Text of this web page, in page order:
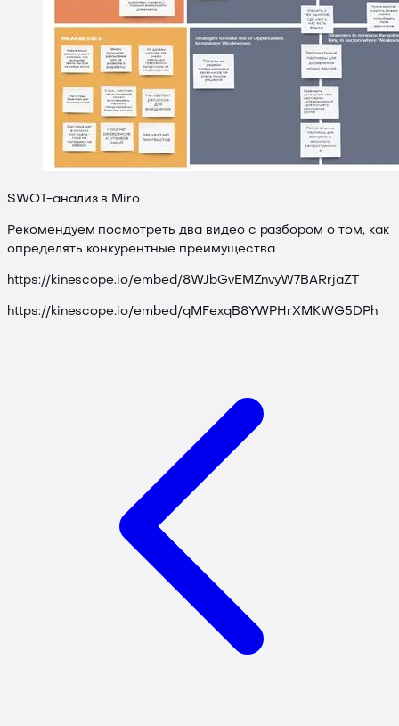
SWOT-анализ в Miro
Рекомендуем посмотреть два видео с разбором о том, как
определять конкурентные преимущества
https://kinescope.io/embed/8WJbGvEMZnvyW7BARrjaZT
https://kinescope.io/embed/qMFexqB8YWPHrXMKWG5DPh